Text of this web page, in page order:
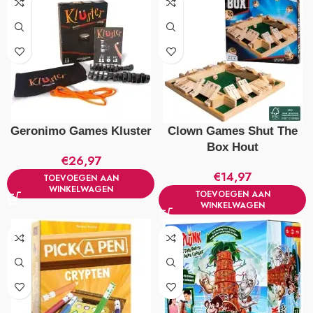
Geronimo Games Kluster
€26,97
TOEVOEGEN AAN
WINKELWAGEN
Clown Games Shut The
Box Hout
€14,97
TOEVOEGEN AAN
WINKELWAGEN